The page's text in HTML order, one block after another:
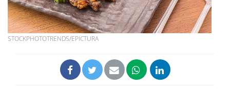
STOCKPHOTOTRENDS/EPICTURA